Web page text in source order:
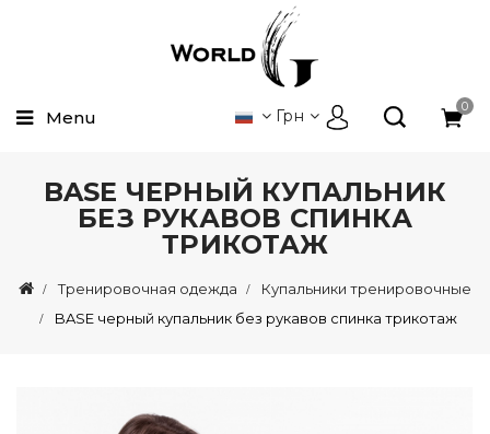
0
Грн
Menu
BASE ЧЕРНЫЙ КУПАЛЬНИК
БЕЗ РУКАВОВ СПИНКА
ТРИКОТАЖ
Тренировочная одежда
Купальники тренировочные
BASE черный купальник без рукавов спинка трикотаж